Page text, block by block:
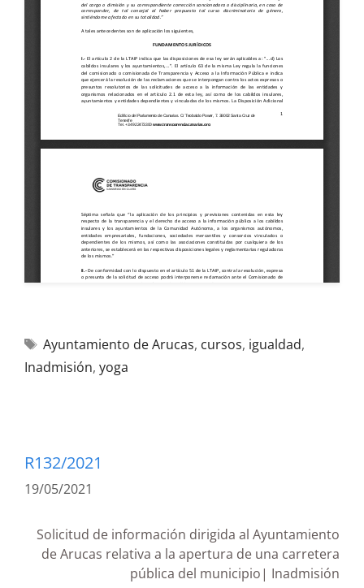
Ayuntamiento de Arucas, cursos, igualdad,
Inadmisión, yoga
R132/2021
19/05/2021
Solicitud de información dirigida al Ayuntamiento
de Arucas relativa a la apertura de una carretera
pública del municipio| Inadmisión